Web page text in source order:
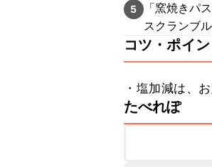
5
「窯焼きパ
スクランブ
コツ・ポイン
・塩加減は、
たべれぽ